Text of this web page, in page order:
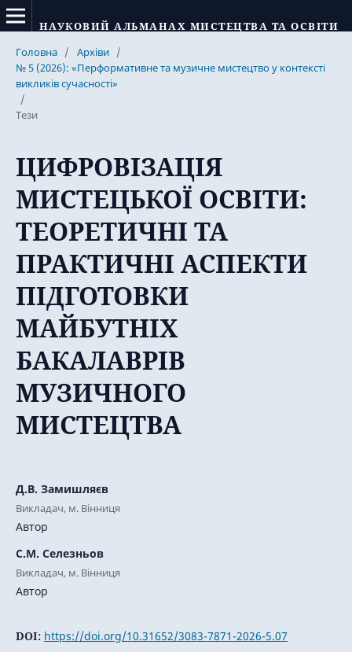
НАУКОВИЙ АЛЬМАНАХ МИСТЕЦТВА ТА ОСВІТИ
Головна / Архіви /
№ 5 (2026): «Перформативне та музичне мистецтво у контексті
викликів сучасності»
/
Тези
ЦИФРОВІЗАЦІЯ
МИСТЕЦЬКОЇ ОСВІТИ:
ТЕОРЕТИЧНІ ТА
ПРАКТИЧНІ АСПЕКТИ
ПІДГОТОВКИ
МАЙБУТНІХ
БАКАЛАВРІВ
МУЗИЧНОГО
МИСТЕЦТВА
Д.В. Замишляєв
Викладач, м. Вінниця
Автор
С.М. Селезньов
Викладач, м. Вінниця
Автор
DOI: https://doi.org/10.31652/3083-7871-2026-5.07